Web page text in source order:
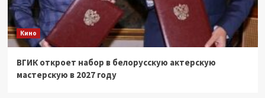
Кино
ВГИК откроет набор в белорусскую актерскую
мастерскую в 2027 году